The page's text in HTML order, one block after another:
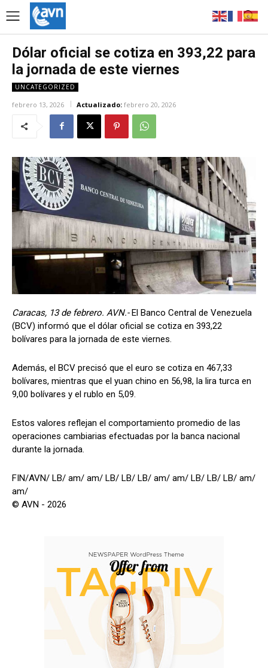
Dólar oficial se cotiza en 393,22 para
la jornada de este viernes
UNCATEGORIZED
febrero 13, 2026 Actualizado: febrero 20, 2026
Caracas, 13 de febrero. AVN.- El Banco Central de Venezuela
(BCV) informó que el dólar oficial se cotiza en 393,22
bolívares para la jornada de este viernes.
Además, el BCV precisó que el euro se cotiza en 467,33
bolívares, mientras que el yuan chino en 56,98, la lira turca en
9,00 bolívares y el rublo en 5,09.
Estos valores reflejan el comportamiento promedio de las
operaciones cambiarias efectuadas por la banca nacional
durante la jornada.
FIN/AVN/ LB/ am/ am/ LB/ LB/ LB/ am/ am/ LB/ LB/ LB/ am/
am/
© AVN - 2026